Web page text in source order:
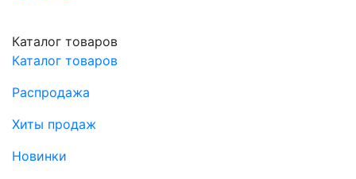
Каталог товаров
Каталог товаров
Распродажа
Хиты продаж
Новинки